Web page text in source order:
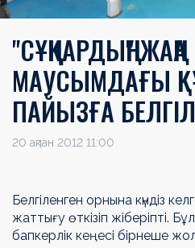
"СҰҢҚАРДЫҢ" ЖАҢА
МАУСЫМДАҒЫ
ПАЙЫЗҒА
20 ақпан 2012 11:00
Белгіленген орнына күндіз
жаттығу өткізіп жіберіпті.
бапкерлік кеңесі бірнеше